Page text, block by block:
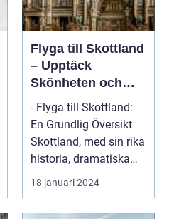
Flyga till Skottland
– Upptäck
Skönheten och
Charmen i Detta
Fascinerande
Land
- Flyga till Skottland:
En Grundlig Översikt
Skottland, med sin rika
historia, dramatiska
landskap ...
18 januari 2024